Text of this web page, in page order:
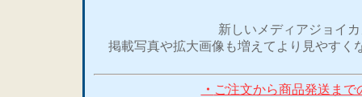
新しいメディアジョイ
掲載写真や拡大画像も増えてより見やすく
・ ご注文から商品発送まで